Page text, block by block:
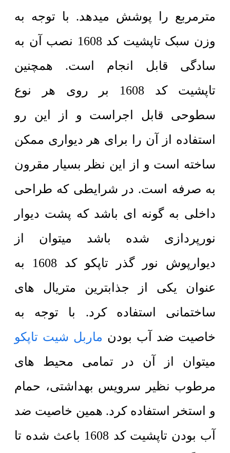
مترمربع را پوشش میدهد. با توجه به
وزن سبک تاپشیت کد 1608 نصب آن به
سادگی قابل انجام است. همچنین
تاپشیت کد 1608 بر روی هر نوع
سطوحی قابل اجراست و از این رو
استفاده از آن را برای هر دیواری ممکن
ساخته است و از این نظر بسیار مقرون
به صرفه است. در شرایطی که طراحی
داخلی به گونه ای باشد که پشت دیوار
نورپردازی شده باشد میتوان از
دیوارپوش نور گذر تاپکو کد 1608 به
عنوان یکی از جذابترین متریال های
ساختمانی استفاده کرد. با توجه به
خاصیت ضد آب بودن ماربل شیت تاپکو
میتوان از آن در تمامی محیط های
مرطوب نظیر سرویس بهداشتی، حمام
و استخر استفاده کرد. همین خاصیت ضد
آب بودن تاپشیت کد 1608 باعث شده تا